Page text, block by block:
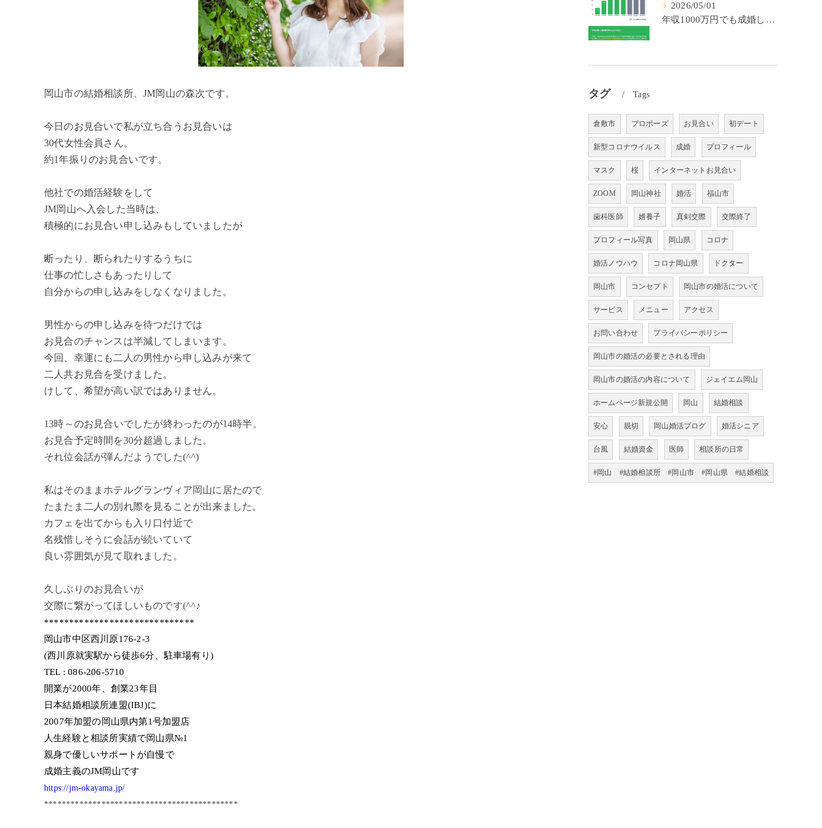
岡山市の結婚相談所、JM岡山の森次です。
今日のお見合いで私が立ち合うお見合いは
30代女性会員さん。
約1年振りのお見合いです。
他社での婚活経験をして
JM岡山へ入会した当時は、
積極的にお見合い申し込みもしていましたが
断ったり、断られたりするうちに
仕事の忙しさもあったりして
自分からの申し込みをしなくなりました。
男性からの申し込みを待つだけでは
お見合のチャンスは半減してしまいます。
今回、幸運にも二人の男性から申し込みが来て
二人共お見合を受けました。
けして、希望が高い訳ではありません。
13時～のお見合いでしたが終わったのが14時半。
お見合予定時間を30分超過しました。
それ位会話が弾んだようでした(^^)
私はそのままホテルグランヴィア岡山に居たので
たまたま二人の別れ際を見ることが出来ました。
カフェを出てからも入り口付近で
名残惜しそうに会話が続いていて
良い雰囲気が見て取れました。
久しぶりのお見合いが
交際に繋がってほしいものです(^^♪
******************************
岡山市中区西川原176-2-3
(西川原就実駅から徒歩6分、駐車場有り)
TEL : 086-206-5710
開業が2000年、創業23年目
日本結婚相談所連盟(IBJ)に
2007年加盟の岡山県内第1号加盟店
人生経験と相談所実績で岡山県№1
親身で優しいサポートが自慢で
成婚主義のJM岡山です
https://jm-okayama.jp/
********************************************
2026/05/01
年収1000万円でも成婚しやすいとは限らない? 「年収帯別の成婚率」のリアル
タグ Tags
倉敷市 プロポーズ お見合い 初デート
新型コロナウイルス 成婚 プロフィール
マスク 桜 インターネットお見合い
ZOOM 岡山神社 婚活 福山市
歯科医師 婿養子 真剣交際 交際終了
プロフィール写真 岡山県 コロナ
婚活ノウハウ コロナ岡山県 ドクター
岡山市 コンセプト 岡山市の婚活について
サービス メニュー アクセス
お問い合わせ プライバシーポリシー
岡山市の婚活の必要とされる理由
岡山市の婚活の内容について ジェイエム岡山
ホームページ新規公開 岡山 結婚相談
安心 親切 岡山婚活ブログ 婚活シニア
台風 結婚資金 医師 相談所の日常
#岡山 #結婚相談所 #岡山市 #岡山県 #結婚相談